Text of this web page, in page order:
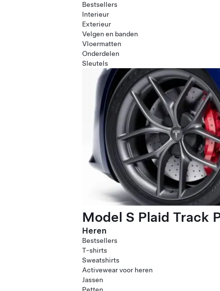
Bestsellers
Interieur
Exterieur
Velgen en banden
Vloermatten
Onderdelen
Sleutels
Model S Plaid Track
Heren
Bestsellers
T-shirts
Sweatshirts
Activewear voor heren
Jassen